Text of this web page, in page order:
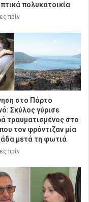
πολυκατοικία
πρίν
στο Πόρτο
Σκύλος γύρισε
τραυματισμένος στο
τον φρόντιζαν μία
μετά τη φωτιά
πρίν